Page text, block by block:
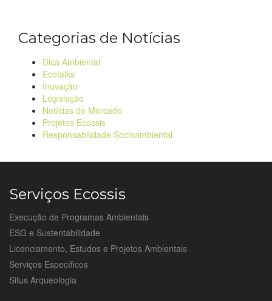
Categorias de Notícias
Dica Ambiental
Ecotalks
Inovação
Legislação
Notícias de Mercado
Projetos Ecossis
Responsabilidade Socioambiental
Serviços Ecossis
Execução de Programas Ambientais
ESG e Sustentabilidade
Licenciamento, Estudos e Projetos Ambientais
Serviços Específicos
Situs Arqueologia